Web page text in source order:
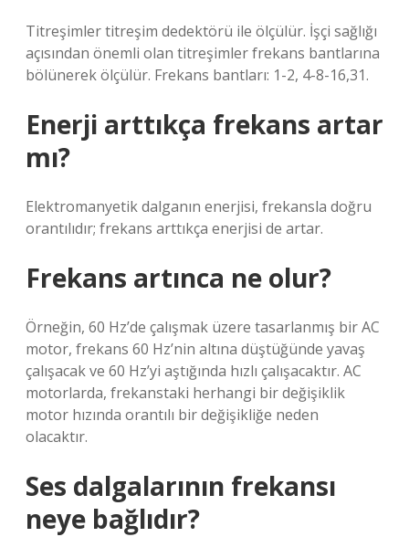
Titreşimler titreşim dedektörü ile ölçülür. İşçi sağlığı
açısından önemli olan titreşimler frekans bantlarına
bölünerek ölçülür. Frekans bantları: 1-2, 4-8-16,31.
Enerji arttıkça frekans artar
mı?
Elektromanyetik dalganın enerjisi, frekansla doğru
orantılıdır; frekans arttıkça enerjisi de artar.
Frekans artınca ne olur?
Örneğin, 60 Hz’de çalışmak üzere tasarlanmış bir AC
motor, frekans 60 Hz’nin altına düştüğünde yavaş
çalışacak ve 60 Hz’yi aştığında hızlı çalışacaktır. AC
motorlarda, frekanstaki herhangi bir değişiklik
motor hızında orantılı bir değişikliğe neden
olacaktır.
Ses dalgalarının frekansı
neye bağlıdır?